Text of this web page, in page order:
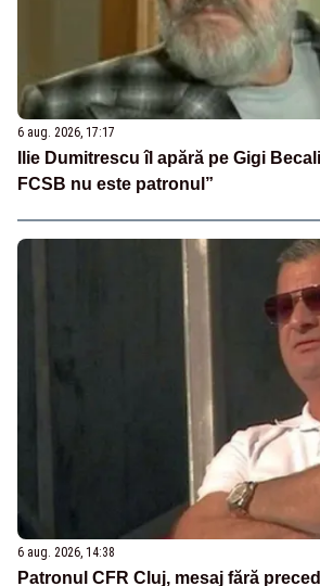
6 aug. 2026, 17:17
Ilie Dumitrescu îl apără pe Gigi
FCSB nu este patronul”
6 aug. 2026, 14:38
Patronul CFR Cluj, mesaj fără